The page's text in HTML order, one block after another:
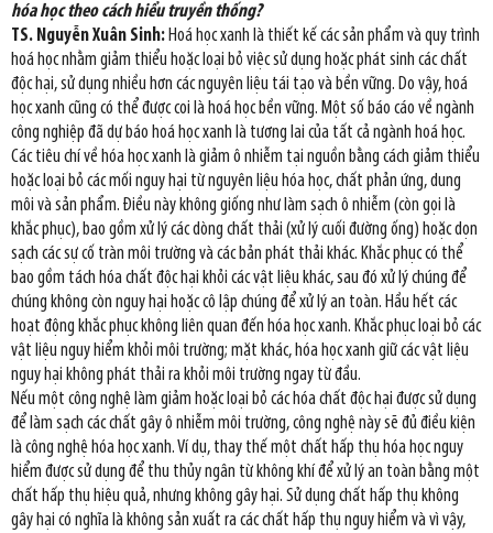
hóa học theo cách hiểu truyền thống?
TS. Nguyễn Xuân Sinh: Hoá học xanh là thiết kế các sản phẩm và quy trình
hoá học nhằm giảm thiểu hoặc loại bỏ việc sử dụng hoặc phát sinh các chất
độc hại, sử dụng nhiều hơn các nguyên liệu tái tạo và bền vững. Do vậy, hoá
học xanh cũng có thể được coi là hoá học bền vững. Một số báo cáo về ngành
công nghiệp đã dự báo hoá học xanh là tương lai của tất cả ngành hoá học.
Các tiêu chí về hóa học xanh là giảm ô nhiễm tại nguồn bằng cách giảm thiểu
hoặc loại bỏ các mối nguy hại từ nguyên liệu hóa học, chất phản ứng, dung
môi và sản phẩm. Điều này không giống như làm sạch ô nhiễm (còn gọi là
khắc phục), bao gồm xử lý các dòng chất thải (xử lý cuối đường ống) hoặc dọn
sạch các sự cố tràn môi trường và các bản phát thải khác. Khắc phục có thể
bao gồm tách hóa chất độc hại khỏi các vật liệu khác, sau đó xử lý chúng để
chúng không còn nguy hại hoặc cô lập chúng để xử lý an toàn. Hầu hết các
hoạt động khắc phục không liên quan đến hóa học xanh. Khắc phục loại bỏ các
vật liệu nguy hiểm khỏi môi trường; mặt khác, hóa học xanh giữ các vật liệu
nguy hại không phát thải ra khỏi môi trường ngay từ đầu.
Nếu một công nghệ làm giảm hoặc loại bỏ các hóa chất độc hại được sử dụng
để làm sạch các chất gây ô nhiễm môi trường, công nghệ này sẽ đủ điều kiện
là công nghệ hóa học xanh. Ví dụ, thay thế một chất hấp thụ hóa học nguy
hiểm được sử dụng để thu thủy ngân từ không khí để xử lý an toàn bằng một
chất hấp thụ hiệu quả, nhưng không gây hại. Sử dụng chất hấp thụ không
gây hại có nghĩa là không sản xuất ra các chất hấp thụ nguy hiểm và vì vậy,